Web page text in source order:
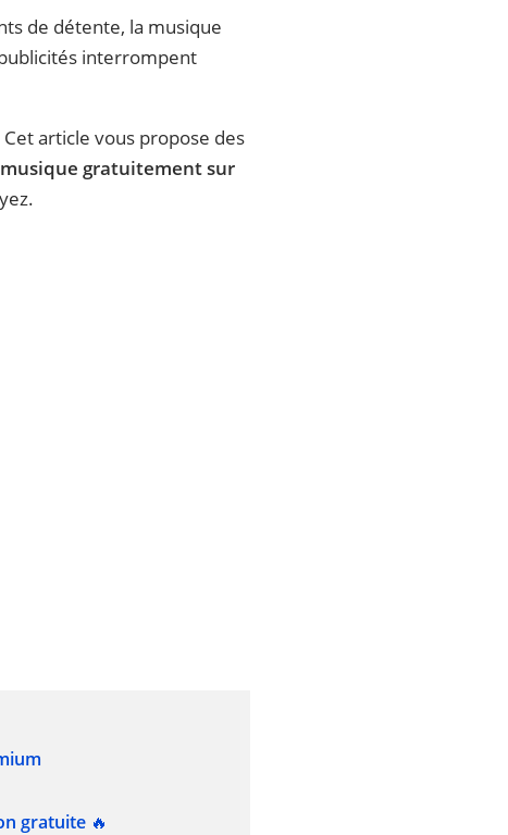
de détente, la musique
interrompent
article vous propose des
gratuitement sur
gratuite 🔥